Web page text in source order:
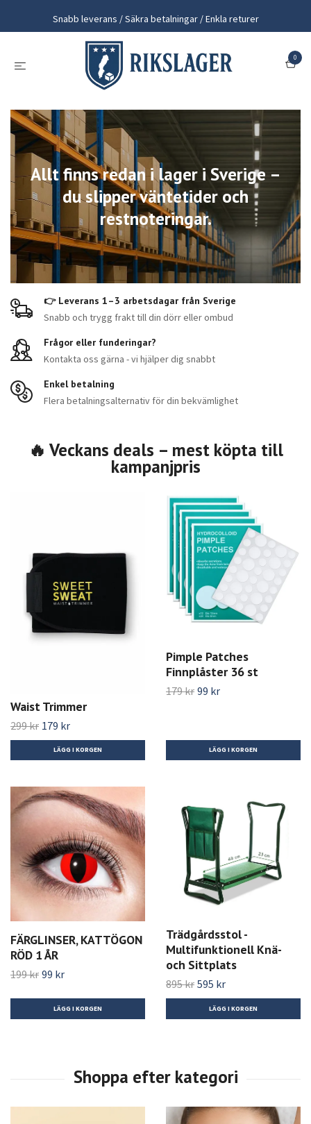
Snabb leverans / Säkra betalningar / Enkla returer
0
Allt finns redan i lager i Sverige –
du slipper väntetider och
restnoteringar.
👉 Leverans 1–3 arbetsdagar från Sverige
Snabb och trygg frakt till din dörr eller ombud
Frågor eller funderingar?
Kontakta oss gärna - vi hjälper dig snabbt
Enkel betalning
Flera betalningsalternativ för din bekvämlighet
Waist Trimmer
299 kr 179 kr
LÄGG I KORGEN
Pimple Patches
Finnplåster 36 st
179 kr 99 kr
LÄGG I KORGEN
FÄRGLINSER, KATTÖGON
RÖD 1 ÅR
199 kr 99 kr
LÄGG I KORGEN
Trädgårdsstol -
Multifunktionell Knä-
och Sittplats
895 kr 595 kr